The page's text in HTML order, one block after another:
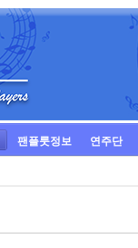
팬플룻정보 연주단